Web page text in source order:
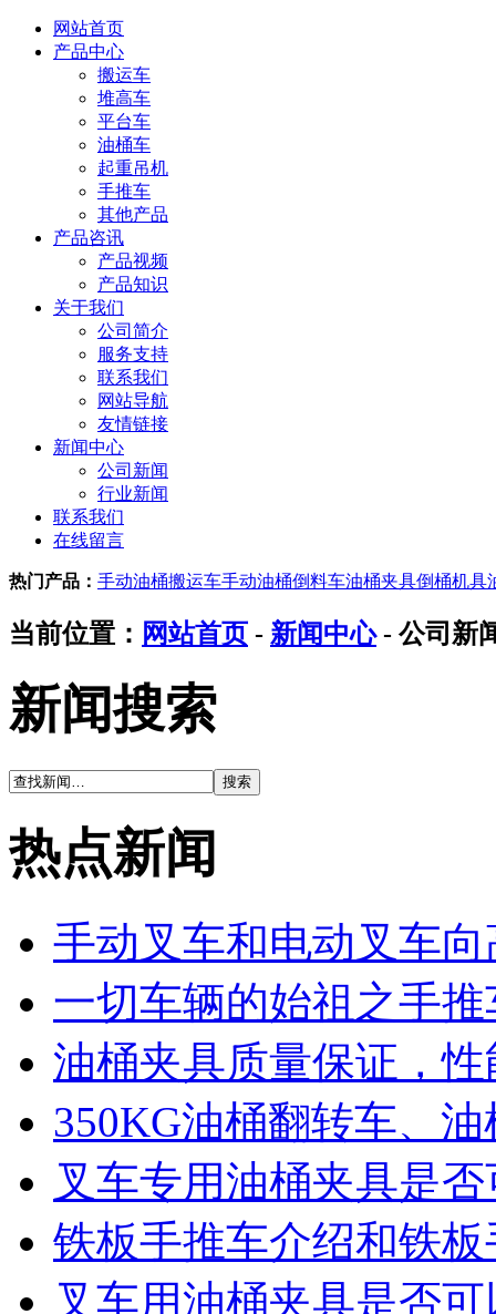
网站首页
产品中心
搬运车
堆高车
平台车
油桶车
起重吊机
手推车
其他产品
产品咨讯
产品视频
产品知识
关于我们
公司简介
服务支持
联系我们
网站导航
友情链接
新闻中心
公司新闻
行业新闻
联系我们
在线留言
热门产品： 手动油桶搬运车手动油桶倒料车油桶夹具倒桶机具
当前位置： 网站首页 - 新闻中心- 公司新
新闻搜索
热点新闻
手动叉车和电动叉车
一切车辆的始祖之手
油桶夹具质量保证，
350KG油桶翻转车、
叉车专用油桶夹具是
铁板手推车介绍和铁
叉车用油桶夹具是否